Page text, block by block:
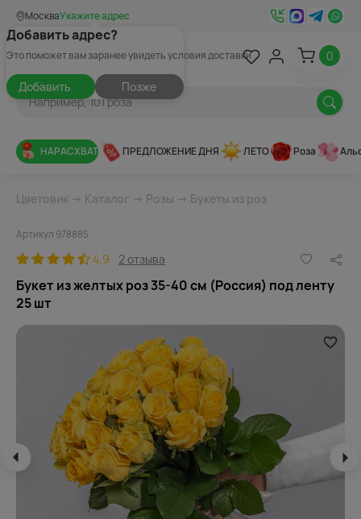
МоскваУкажите адрес
Добавить адрес?
Это поможет вам заранее увидеть условия доставки
Добавить Позже
0
НАРАСХВАТ ПРЕДЛОЖЕНИЕ ДНЯ ЛЕТО Роза
Цветовик → Каталог → Розы → Букеты из роз
Артикул 978885
4.9 2 отзыва
Букет из желтых роз 35-40 см (Россия) под ленту
25 шт